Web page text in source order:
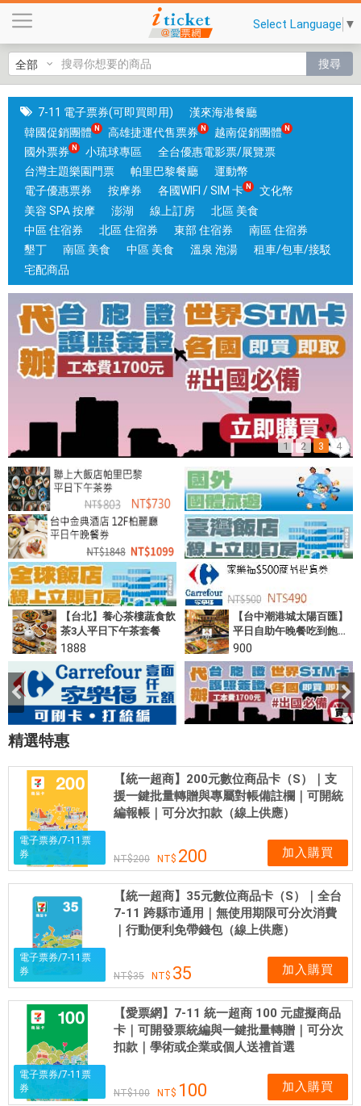
漢
來
海
港
、
王
品
、
西
堤
、
里
巴
黎
等
餐
券
及
各
式
優
惠
票
券
Select Language ▼
搜尋
7-11 電子票券(可即買即用)
漢來海港餐廳
韓國促銷團體
高雄捷運代售票券
越南促銷團體
國外票券
小琉球專區
全台優惠電影票/展覽票
台灣主題樂園門票
帕里巴黎餐廳
運動幣
電子優惠票券
按摩券 各國WIFI / SIM 卡
文化幣
美容 SPA 按摩
澎湖 線上訂房
北區 美食
中區 住宿券
北區 住宿券 東部 住宿券
南區 住宿券
墾丁
南區 美食 中區 美食 溫泉 泡湯
租車/包車/接駁
宅配商品
1 2 3 4
【台北】養心茶樓蔬食飲
茶3人平日下午茶套餐
1888
【台中潮港城太陽百匯】
平日自助午晚餐吃到飽｜
【門市常備現貨・紙本
票】｜頂級海鮮盛宴・中
式手路菜與國際百匯・哈
漁碼頭新鮮直送・國旅卡
核銷首選
900
精選特惠
電子票券/7-11票
券
【統一超商】200元數位商品卡（S）｜支
援一鍵批量轉贈與專屬對帳備註欄｜可開統
編報帳｜可分次扣款（線上供應）
200 200 加入購買
電子票券/7-11票
券
【統一超商】35元數位商品卡（S）｜全台
7-11 跨縣市通用｜無使用期限可分次消費
｜行動便利免帶錢包（線上供應）
35 35 加入購買
電子票券/7-11票
券
【愛票網】7-11 統一超商 100 元虛擬商品
卡｜可開發票統編與一鍵批量轉贈｜可分次
扣款｜學術或企業或個人送禮首選
100 100 加入購買